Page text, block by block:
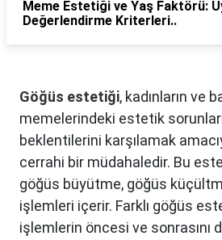
Meme Estetiği ve Yaş Faktörü:
Değerlendirme Kriterleri..
Göğüs estetiği, kadınların ve
memelerindeki estetik
beklentilerini karşılamak
cerrahi bir müdahaledir. Bu
göğüs büyütme, göğüs
işlemleri içerir. Farklı göğüs
işlemlerin öncesi ve sonrasını